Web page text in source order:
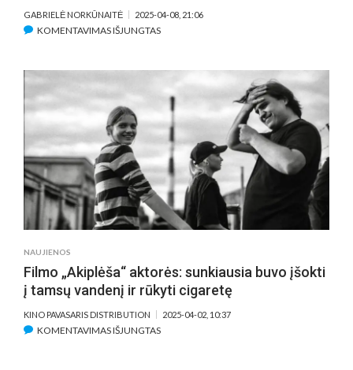
GABRIELĖ NORKŪNAITĖ 2025-04-08, 21:06
KOMENTAVIMAS IŠJUNGTASĮRAŠE
ŠUOLIS
TARP
GARAŽŲ
PODIUMO
(APŽVALGA)
NAUJIENOS
Filmo „Akiplėša“ aktorės: sunkiausia buvo įšokti
į tamsų vandenį ir rūkyti cigaretę
KINO PAVASARIS DISTRIBUTION 2025-04-02, 10:37
KOMENTAVIMAS IŠJUNGTASĮRAŠE